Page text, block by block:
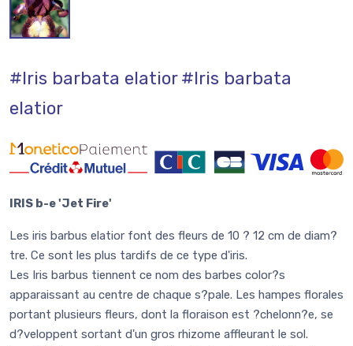
#Iris barbata elatior#Iris barbata
elatior
IRIS b-e 'Jet Fire'
Les iris barbus elatior font des fleurs de 10 ? 12 cm de diam?
tre. Ce sont les plus tardifs de ce type d'iris.
Les Iris barbus tiennent ce nom des barbes color?s
apparaissant au centre de chaque s?pale. Les hampes florales
portant plusieurs fleurs, dont la floraison est ?chelonn?e, se
d?veloppent sortant d'un gros rhizome affleurant le sol.